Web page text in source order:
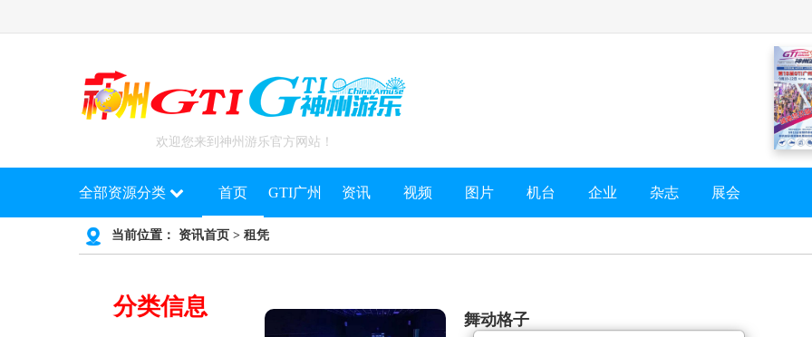
欢迎您来到神州游乐官方网站！
全部资源分类 首页 GTI广州 资讯 视频 图片 机台 企业 杂志 展会
当前位置： 资讯首页 > 租凭
分类信息 舞动格子